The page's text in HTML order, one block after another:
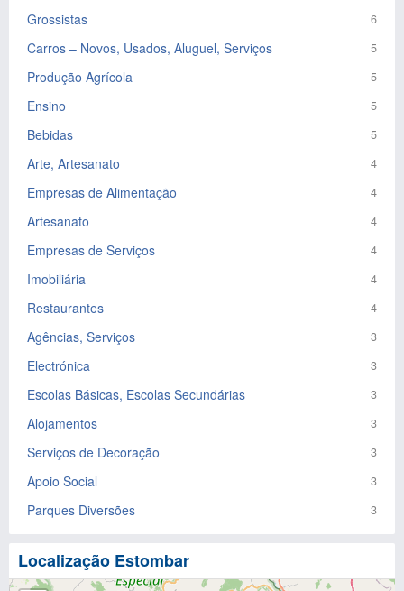
Grossistas 6
Carros – Novos, Usados, Aluguel, Serviços 5
Produção Agrícola 5
Ensino 5
Bebidas 5
Arte, Artesanato 4
Empresas de Alimentação 4
Artesanato 4
Empresas de Serviços 4
Imobiliária 4
Restaurantes 4
Agências, Serviços 3
Electrónica 3
Escolas Básicas, Escolas Secundárias 3
Alojamentos 3
Serviços de Decoração 3
Apoio Social 3
Parques Diversões 3
Localização Estombar